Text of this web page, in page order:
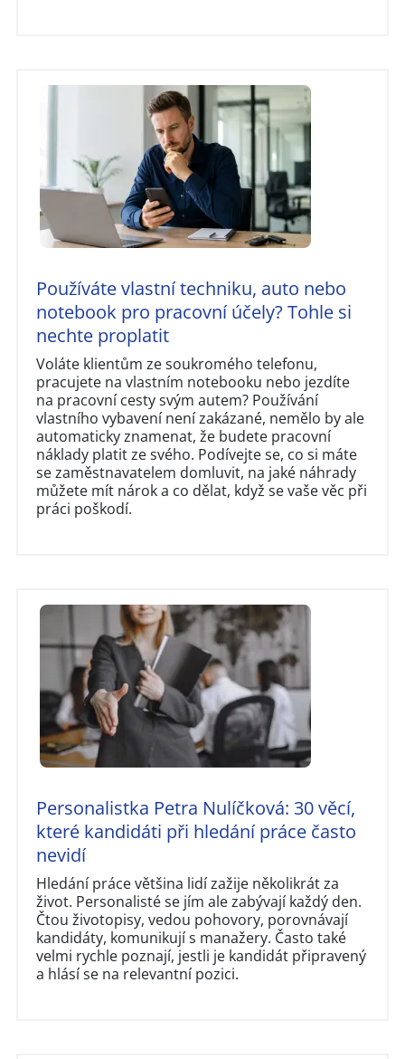
Používáte vlastní techniku, auto nebo
notebook pro pracovní účely? Tohle si
nechte proplatit
Voláte klientům ze soukromého telefonu,
pracujete na vlastním notebooku nebo jezdíte
na pracovní cesty svým autem? Používání
vlastního vybavení není zakázané, nemělo by ale
automaticky znamenat, že budete pracovní
náklady platit ze svého. Podívejte se, co si máte
se zaměstnavatelem domluvit, na jaké náhrady
můžete mít nárok a co dělat, když se vaše věc při
práci poškodí.
Personalistka Petra Nulíčková: 30 věcí,
které kandidáti při hledání práce často
nevidí
Hledání práce většina lidí zažije několikrát za
život. Personalisté se jím ale zabývají každý den.
Čtou životopisy, vedou pohovory, porovnávají
kandidáty, komunikují s manažery. Často také
velmi rychle poznají, jestli je kandidát připravený
a hlásí se na relevantní pozici.